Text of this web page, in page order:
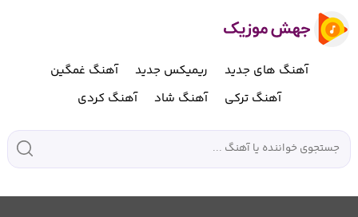
آهنگ های جدید ریمیکس جدید
آهنگ غمگین
آهنگ ترکی
آهنگ شاد آهنگ کردی